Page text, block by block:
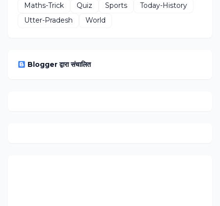
Maths-Trick
Quiz Sports
Today-History
Utter-Pradesh
World
Blogger द्वारा संचालित